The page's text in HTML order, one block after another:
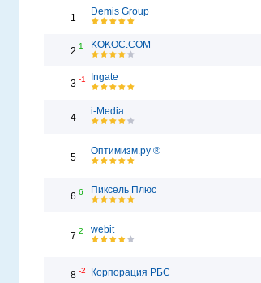
1
Demis Group
2 1 KOKOC.COM
3 -1 Ingate
4
i-Media
5
Оптимизм.ру ®
6 6 Пиксель Плюс
7 2 webit
8 -2 Корпорация РБС